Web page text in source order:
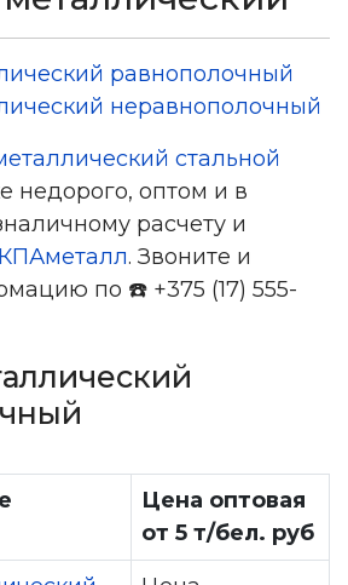
равнополочный
неравнополочный
стальной
недорого, оптом и в
расчету и
КПАметалл. Звоните и
по ☎️ +375 (17) 555-
Цена оптовая
от 5 т/бел. руб